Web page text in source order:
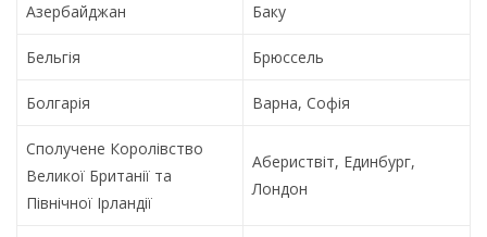
Азербайджан Баку
Бельгія Брюссель
Болгарія Варна, Софія
Сполучене Королівство
Великої Британії та
Північної Ірландії
Абериствіт, Единбург,
Лондон